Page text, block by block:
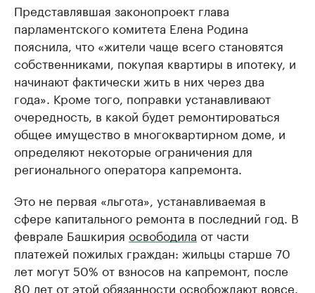
Представлявшая законопроект глава
парламентского комитета Елена Родина
пояснила, что «жители чаще всего становятся
собственниками, покупая квартиры в ипотеку, и
начинают фактически жить в них через два
года». Кроме того, поправки устанавливают
очередность, в какой будет ремонтироваться
общее имущество в многоквартирном доме, и
определяют некоторые ограничения для
регионального оператора капремонта.
Это не первая «льгота», устанавливаемая в
сфере капитального ремонта в последний год. В
феврале Башкирия освободила от части
платежей пожилых граждан: жильцы старше 70
лет могут 50% от взносов на капремонт, после
80 лет от этой обязанности освобождают вовсе.